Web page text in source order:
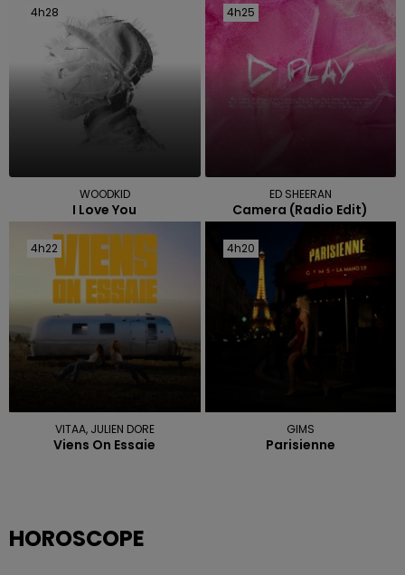
4h28
4h28
WOODKID
I Love You
4h25
4h25
ED SHEERAN
Camera (radio Edit)
4h22
4h22
VITAA, JULIEN DORE
Viens On Essaie
4h20
4h20
GIMS
Parisienne
HOROSCOPE